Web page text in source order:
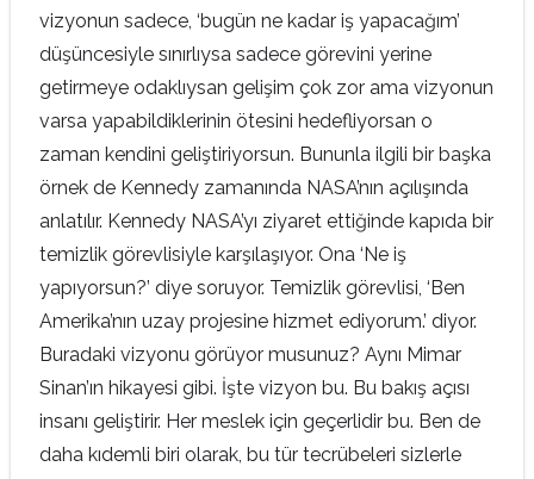
vizyonun sadece, ‘bugün ne kadar iş yapacağım’
düşüncesiyle sınırlıysa sadece görevini yerine
getirmeye odaklıysan gelişim çok zor ama vizyonun
varsa yapabildiklerinin ötesini hedefliyorsan o
zaman kendini geliştiriyorsun. Bununla ilgili bir başka
örnek de Kennedy zamanında NASA’nın açılışında
anlatılır. Kennedy NASA’yı ziyaret ettiğinde kapıda bir
temizlik görevlisiyle karşılaşıyor. Ona ‘Ne iş
yapıyorsun?’ diye soruyor. Temizlik görevlisi, ‘Ben
Amerika’nın uzay projesine hizmet ediyorum.’ diyor.
Buradaki vizyonu görüyor musunuz? Aynı Mimar
Sinan’ın hikayesi gibi. İşte vizyon bu. Bu bakış açısı
insanı geliştirir. Her meslek için geçerlidir bu. Ben de
daha kıdemli biri olarak, bu tür tecrübeleri sizlerle